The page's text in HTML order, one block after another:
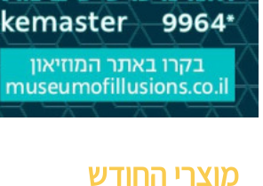
מוצרי החודש